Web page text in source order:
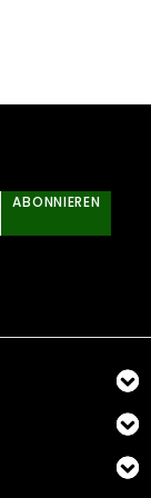
ABONNIEREN